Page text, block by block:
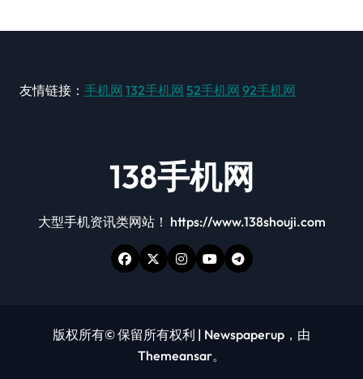
友情链接： 手机网 132手机网 52手机网 92手机网
138手机网
大型手机资讯类网站！ https://www.138shouji.com
版权所有© 保留所有权利 | Newspaperup ，由
Themeansar。